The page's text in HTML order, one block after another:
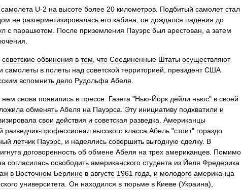
самолета U-2 на высоте более 20 километров Подбитый самолет стал
не разгерметизировалась его кабина он дождался падения до
с парашютом После приземления Пауэрс был арестован а затем
советские обвинения в том что Соединенные Штаты осуществляют
самолеты в полеты над советской территорией президент США
вспомнить дело Рудольфа Абеля
нем снова появились в прессе Газета "Нью-Йорк дейли ньюс" в своей
обменять Абеля на Пауэрса Эту инициативу подхватили и
свои действия и советская разведка Американцы
разведчик-профессионал высокого класса Абель "стоит" гораздо
летчик Пауэрс и надеялись совершить выгодную сделку. В
договоренность об обмене Абеля на трех американцев Помимо
согласилась освободить американского студента из Йеля Фредерика
в Восточном Берлине в августе 1961 года и молодого американца
университета Он находился в тюрьме в Киеве (Украина),